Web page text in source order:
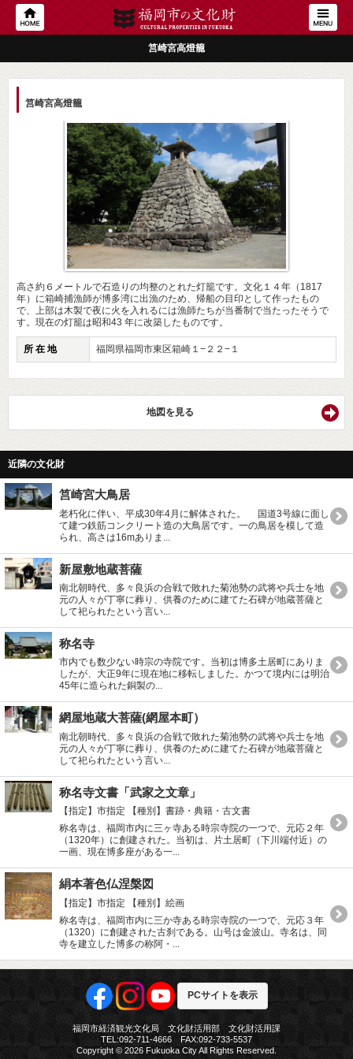
筥崎宮高燈籠
筥崎宮高燈籠
高さ約６メートルで石造りの均整のとれた灯籠です。文化１４年（1817
年）に箱崎捕漁師が博多湾に出漁のため、帰船の目印として作ったもの
で、上部は木製で夜に火を入れるには漁師たちが当番制で当たったそうで
す。現在の灯籠は昭和43 年に改築したものです。
所 在 地 福岡県福岡市東区箱崎１−２２−１
地図を見る
近隣の文化財
筥崎宮大鳥居
老朽化に伴い、平成30年4月に解体された。 国道3号線に面し
て建つ鉄筋コンクリート造の大鳥居です。一の鳥居を模して造
られ、高さは16mありま...
新屋敷地蔵菩薩
南北朝時代、多々良浜の合戦で敗れた菊池勢の武将や兵士を地
元の人々が丁寧に葬り、供養のために建てた石碑が地蔵菩薩と
して祀られたという言い...
称名寺
市内でも数少ない時宗の寺院です。当初は博多土居町にありま
したが、大正9年に現在地に移転しました。かつて境内には明治
45年に造られた銅製の...
網屋地蔵大菩薩(網屋本町）
南北朝時代、多々良浜の合戦で敗れた菊池勢の武将や兵士を地
元の人々が丁寧に葬り、供養のために建てた石碑が地蔵菩薩と
して祀られたという言い...
称名寺文書「武家之文章」
【指定】市指定
【種別】書跡・典籍・古文書
称名寺は、福岡市内に三ヶ寺ある時宗寺院の一つで、元応２年
（1320年）に創建された。当初は、片土居町（下川端付近）の
一画、現在博多座がある一...
絹本著色仏涅槃図
【指定】市指定
【種別】絵画
称名寺は、福岡市内に三か寺ある時宗寺院の一つで、元応３年
（1320）に創建された古刹である。山号は金波山。寺名は、同
寺を建立した博多の称阿・...
PCサイトを表示
福岡市経済観光文化局 文化財活用部 文化財活用課
TEL:092-711-4666 FAX:092-733-5537
Copyright © 2026 Fukuoka City All Rights Reserved.